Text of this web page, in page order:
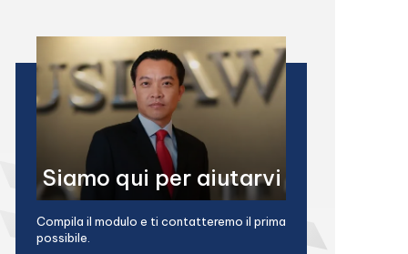
Siamo qui per aiutarvi
Compila il modulo e ti contatteremo il prima
possibile.